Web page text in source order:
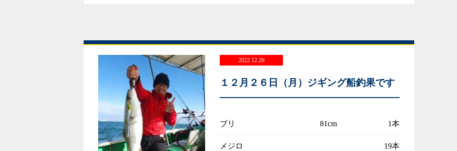
2022.12.26
１２月２６日（月）ジギング船釣果です
ブリ 81cm 1本
メジロ 19本